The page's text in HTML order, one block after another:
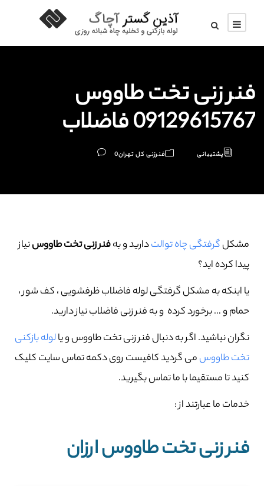
فنر زنی تخت طاووس
09129615767 فاضلاب
پشتیبانی فنرزنی کل تهران0
مشکلگرفتگی چاه توالتدارید و بهفنر زنی تخت طاووسنیاز
پیدا کرده اید؟
یا اینکه به مشکل گرفتگی لوله فاضلاب ظرفشویی ، کف شور ،
حمام و … برخورد کرده و به فنر زنی فاضلاب نیاز دارید.
نگران نباشید. اگر به دنبال فنر زنی تخت طاووس و یالوله بازکنی
تخت طاووسمی گردید کافیست روی دکمه تماس سایت کلیک
کنید تا مستقیما با ما تماس بگیرید.
خدمات ما عبارتند از :
فنر زنی تخت طاووس ارزان